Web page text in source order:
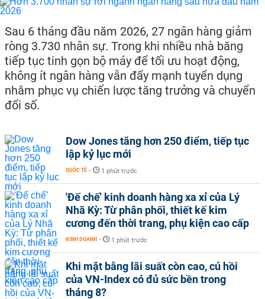
Sau 6 tháng đầu năm 2026, 27 ngân hàng giảm
ròng 3.730 nhân sự. Trong khi nhiều nhà băng
tiếp tục tinh gọn bộ máy để tối ưu hoạt động,
không ít ngân hàng vẫn đẩy mạnh tuyển dụng
nhằm phục vụ chiến lược tăng trưởng và chuyển
đổi số.
Dow Jones tăng hơn 250 điểm, tiếp tục
lập kỷ lục mới
QUỐC TẾ - 1 phút trước
'Đế chế’ kinh doanh hàng xa xỉ của Lý
Nhã Kỳ: Từ phân phối, thiết kế kim
cương đến thời trang, phụ kiện cao cấp
KINH DOANH - 1 phút trước
Khi mặt bằng lãi suất còn cao, cú hồi
của VN-Index có đủ sức bền trong
tháng 8?